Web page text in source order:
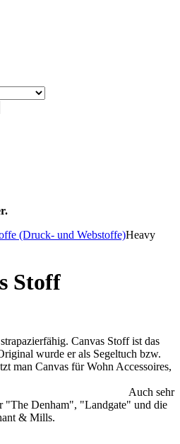
(Druck- und Webstoffe)Heavy
Stoff
Canvas Stoff ist das
wurde er als Segeltuch bzw.
man Canvas für Wohn Accessoires,
Taschen usw.
sehr
"The Denham", "Landgate" und die
& Mills.